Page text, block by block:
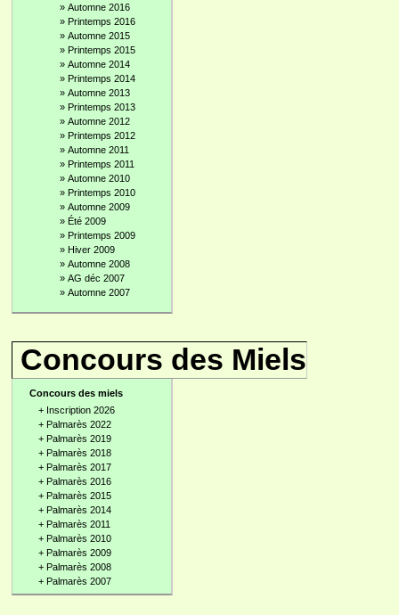
» Automne 2016
» Printemps 2016
» Automne 2015
» Printemps 2015
» Automne 2014
» Printemps 2014
» Automne 2013
» Printemps 2013
» Automne 2012
» Printemps 2012
» Automne 2011
» Printemps 2011
» Automne 2010
» Printemps 2010
» Automne 2009
» Été 2009
» Printemps 2009
» Hiver 2009
» Automne 2008
» AG déc 2007
» Automne 2007
Concours des Miels
Concours des miels
+ Inscription 2026
+ Palmarès 2022
+ Palmarès 2019
+ Palmarès 2018
+ Palmarès 2017
+ Palmarès 2016
+ Palmarès 2015
+ Palmarès 2014
+ Palmarès 2011
+ Palmarès 2010
+ Palmarès 2009
+ Palmarès 2008
+ Palmarès 2007